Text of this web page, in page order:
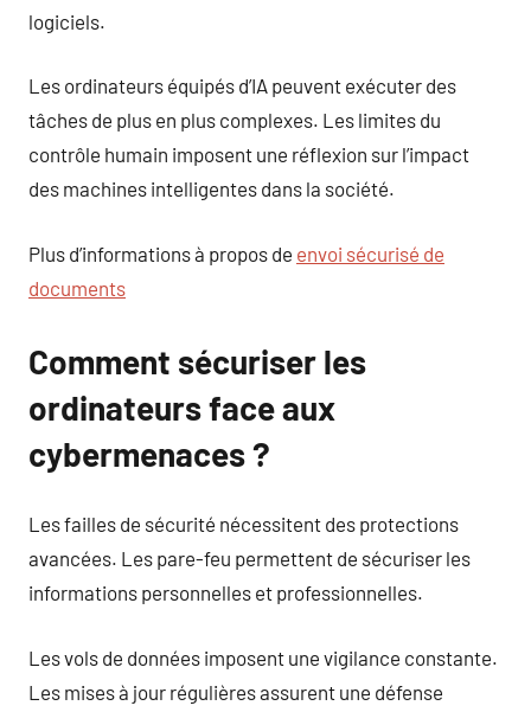
logiciels.
Les ordinateurs équipés d’IA peuvent exécuter des
tâches de plus en plus complexes. Les limites du
contrôle humain imposent une réflexion sur l’impact
des machines intelligentes dans la société.
Plus d’informations à propos de envoi sécurisé de
documents
Comment sécuriser les
ordinateurs face aux
cybermenaces ?
Les failles de sécurité nécessitent des protections
avancées. Les pare-feu permettent de sécuriser les
informations personnelles et professionnelles.
Les vols de données imposent une vigilance constante.
Les mises à jour régulières assurent une défense